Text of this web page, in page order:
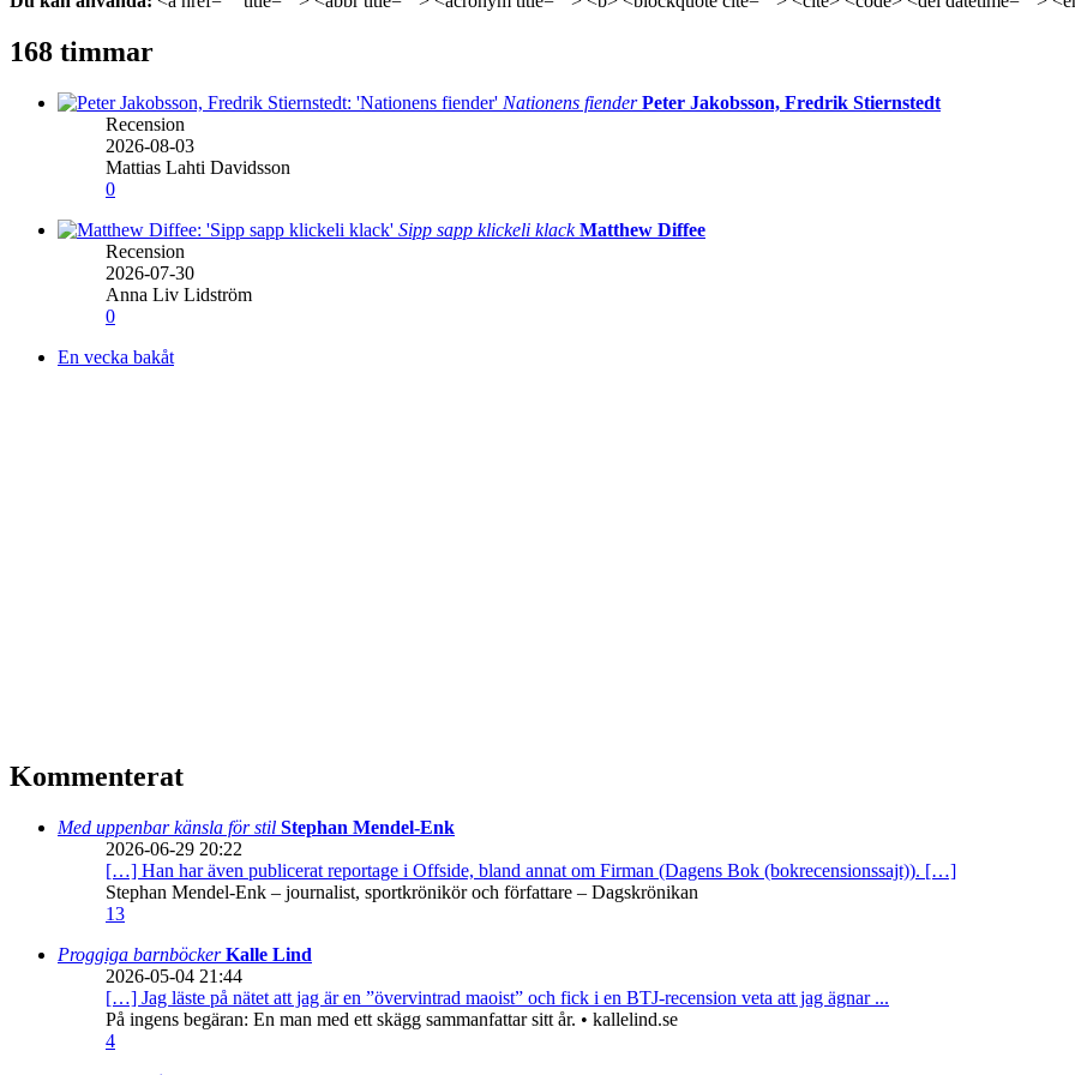
168 timmar
Nationens fiender Peter Jakobsson, Fredrik Stiernstedt
Recension
2026-08-03
Mattias Lahti Davidsson
0
Sipp sapp klickeli klack Matthew Diffee
Recension
2026-07-30
Anna Liv Lidström
0
En vecka bakåt
Kommenterat
Med uppenbar känsla för stil Stephan Mendel-Enk
2026-06-29 20:22
[…] Han har även publicerat reportage i Offside, bland annat om Firman (Dagens Bok (bokrecensionssajt)). […]
Stephan Mendel-Enk – journalist, sportkrönikör och författare – Dagskrönikan
13
Proggiga barnböckerKalle Lind
2026-05-04 21:44
[…] Jag läste på nätet att jag är en ”övervintrad maoist” och fick i en BTJ-recension veta att jag ägnar ...
På ingens begäran: En man med ett skägg sammanfattar sitt år. • kallelind.se
4